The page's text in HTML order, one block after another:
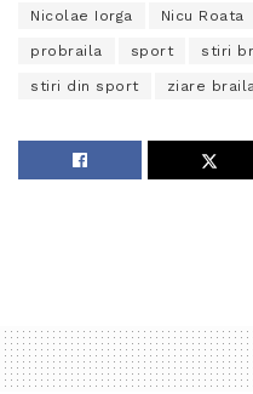
Nicolae Iorga Nicu Roata
probraila sport stiri
stiri din sport ziare braila